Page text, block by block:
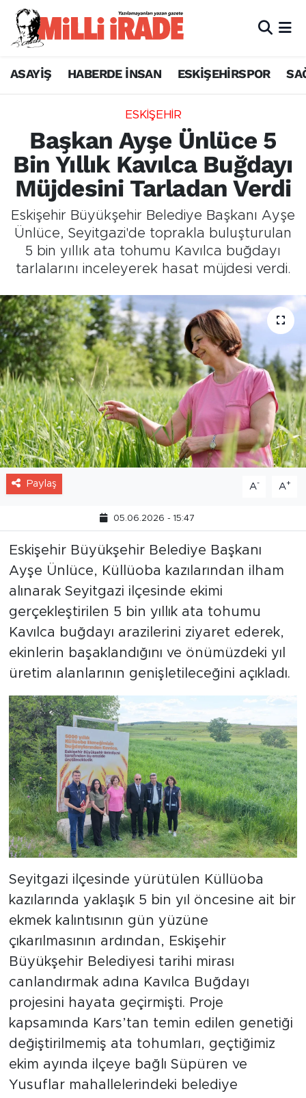
ASAYİŞ HABERDE İNSAN ESKİŞEHİRSPOR
ESKİŞEHİR
Başkan Ayşe Ünlüce 5
Bin Yıllık Kavılca Buğdayı
Müjdesini Tarladan Verdi
Eskişehir Büyükşehir Belediye Başkanı Ayşe
Ünlüce, Seyitgazi'de toprakla buluşturulan
5 bin yıllık ata tohumu Kavılca buğdayı
tarlalarını inceleyerek hasat müjdesi verdi.
Paylaş A- A+
05.06.2026 - 15:47
Eskişehir Büyükşehir Belediye Başkanı
Ayşe Ünlüce, Küllüoba kazılarından ilham
alınarak Seyitgazi ilçesinde ekimi
gerçekleştirilen 5 bin yıllık ata tohumu
Kavılca buğdayı arazilerini ziyaret ederek,
ekinlerin başaklandığını ve önümüzdeki yıl
üretim alanlarının genişletileceğini açıkladı.
Seyitgazi ilçesinde yürütülen Küllüoba
kazılarında yaklaşık 5 bin yıl öncesine ait bir
ekmek kalıntısının gün yüzüne
çıkarılmasının ardından, Eskişehir
Büyükşehir Belediyesi tarihi mirası
canlandırmak adına Kavılca Buğdayı
projesini hayata geçirmişti. Proje
kapsamında Kars’tan temin edilen genetiği
değiştirilmemiş ata tohumları, geçtiğimiz
ekim ayında ilçeye bağlı Süpüren ve
Yusuflar mahallelerindeki belediye